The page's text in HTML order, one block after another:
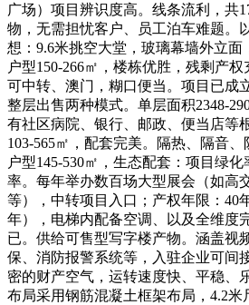
广场）项目辨识度高。线条流利，共
物，无需担忧客户、员工泊车难题。
想：9.6米挑空大堂，玻璃幕墙外立面
户型150-266㎡，楼栋优胜，残剩产权
可中转、澳门，糊口便当。项目已成
整层出售两种模式。单层面积2348-
有社区病院、银行、邮政、便当店等
103-565㎡，配套完美。隔热、隔音
户型145-530㎡，生态配套：项目绿
率。每年举办数百场大型展会（如高
等），中转项目入口；产权年限：40
年），电梯内配备空调、以及全维度
已。供给可售型写字楼产物。涵盖视
保、消防报警系统等，入驻企业可间
密的财产空气，运转速度快、平稳、
布局采用钢筋混凝土框架布局，4.2米